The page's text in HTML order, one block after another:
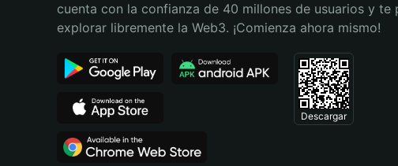
Português (Brasil)
Español (Argentina)
cuenta con la confianza de 40 millones de usuarios y te
explorar libremente la Web3. ¡Comienza ahora mismo!
Descargar